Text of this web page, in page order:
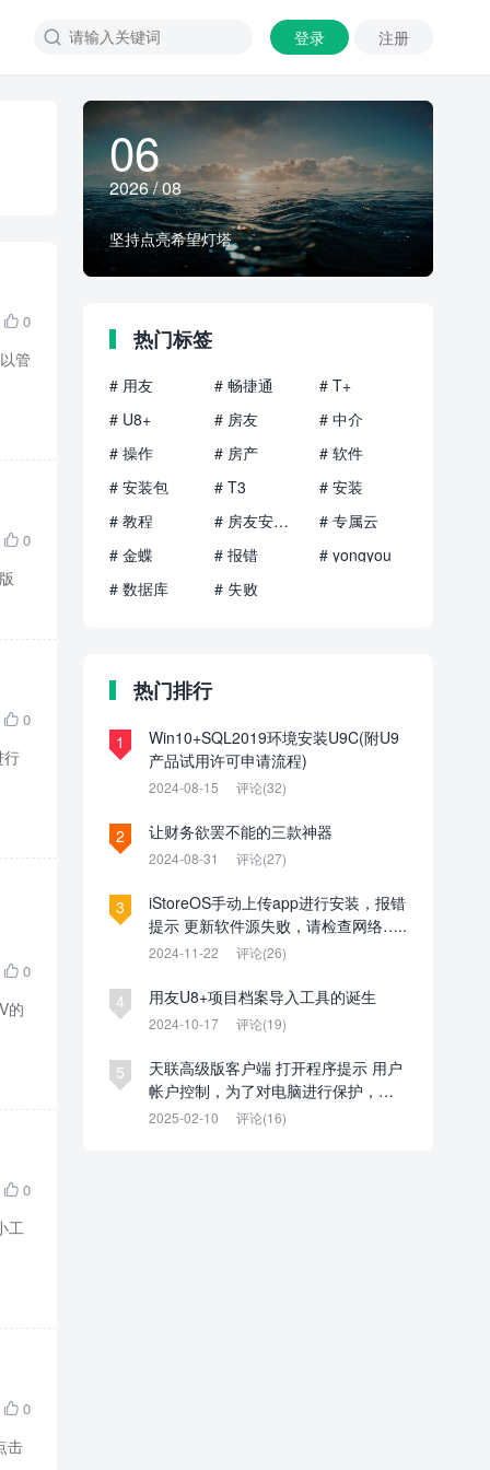
登录 注册

 0
管
 0
 0
行
 0
的
 0
工
 0
击
06
2026 / 08
坚持点亮希望灯塔。
热门标签
# 用友 # 畅捷通
# T+
# U8+
# 房友
# 中介
# 操作
# 房产
# 软件
# 安装包
# T3
# 安装
# 教程
# 房友安装包
# 专属云
# 金蝶
# 报错
# yongyou
# 数据库
# 失败
热门排行
1
Win10+SQL2019环境安装U9C(附U9
产品试用许可申请流程)
2024-08-15 评论(32)
2 让财务欲罢不能的三款神器
2024-08-31 评论(27)
3
iStoreOS手动上传app进行安装，报错
提示 更新软件源失败，请检查网络…..
2024-11-22 评论(26)
4 用友U8+项目档案导入工具的诞生
2024-10-17 评论(19)
5
天联高级版客户端 打开程序提示 用户
帐户控制，为了对电脑进行保护，已
经阻止此应用。管理员已阻止你运行
2025-02-10 评论(16)